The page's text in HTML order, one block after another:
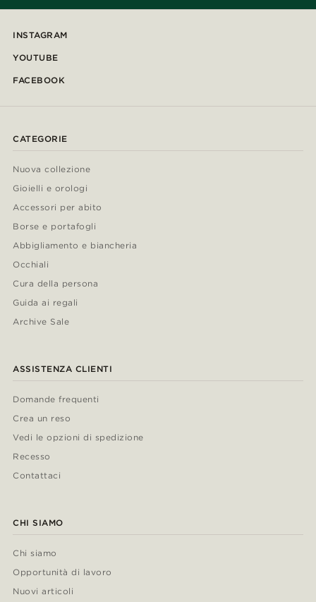
INSTAGRAM
YOUTUBE
FACEBOOK
CATEGORIE
Nuova collezione
Gioielli e orologi
Accessori per abito
Borse e portafogli
Abbigliamento e biancheria
Occhiali
Cura della persona
Guida ai regali
Archive Sale
ASSISTENZA CLIENTI
Domande frequenti
Crea un reso
Vedi le opzioni di spedizione
Recesso
Contattaci
CHI SIAMO
Chi siamo
Opportunità di lavoro
Nuovi articoli